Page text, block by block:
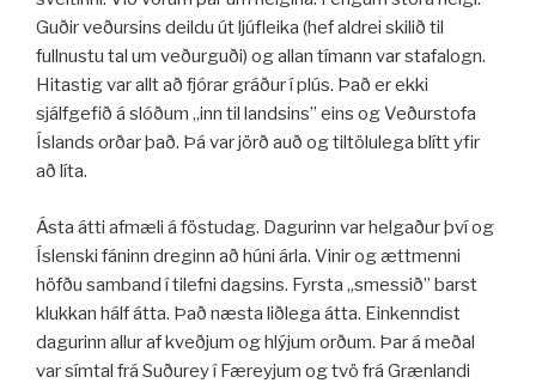
Guðir veðursins deildu út ljúfleika (hef aldrei skilið til
fullnustu tal um veðurguði) og allan tímann var stafalogn.
Hitastig var allt að fjórar gráður í plús. Það er ekki
sjálfgefið á slóðum ,,inn til landsins” eins og Veðurstofa
Íslands orðar það. Þá var jörð auð og tiltölulega blítt yfir
að líta.
Ásta átti afmæli á föstudag. Dagurinn var helgaður því og
Íslenski fáninn dreginn að húni árla. Vinir og ættmenni
höfðu samband í tilefni dagsins. Fyrsta ,,smessið” barst
klukkan hálf átta. Það næsta liðlega átta. Einkenndist
dagurinn allur af kveðjum og hlýjum orðum. Þar á meðal
var símtal frá Suðurey í Færeyjum og tvö frá Grænlandi